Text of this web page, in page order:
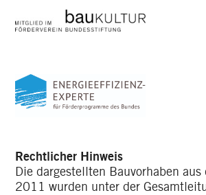
Rechtlicher Hinweis
Die dargestellten Bauvorhaben
2011 wurden unter der